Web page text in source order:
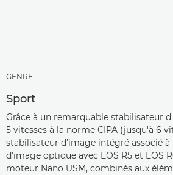
GENRE
Sport
Grâce à un remarquable stabilisateur
5 vitesses à la norme CIPA (jusqu'à 6
stabilisateur d'image intégré associé
d'image optique avec EOS R5 et EOS
moteur Nano USM, combinés aux